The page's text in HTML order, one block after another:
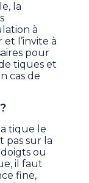
la
à
l’invite à
pour
tiques et
cas de
tique le
pas sur la
ou
il faut
fine,